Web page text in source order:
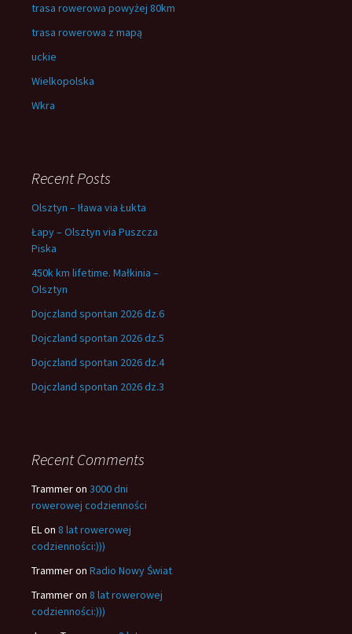
trasa rowerowa powyżej 80km
trasa rowerowa z mapą
uckie
Wielkopolska
Wkra
Recent Posts
Olsztyn – Iława via Łukta
Łapy – Olsztyn via Puszcza
Piska
450k km lifetime. Małkinia –
Olsztyn
Dojczland spontan 2026 dz.6
Dojczland spontan 2026 dz.5
Dojczland spontan 2026 dz.4
Dojczland spontan 2026 dz.3
Recent Comments
Trammeron 3000 dni
rowerowej codzienności
ELon 8 lat rowerowej
codzienności:)))
Trammeron Radio Nowy Świat
Trammeron 8 lat rowerowej
codzienności:)))